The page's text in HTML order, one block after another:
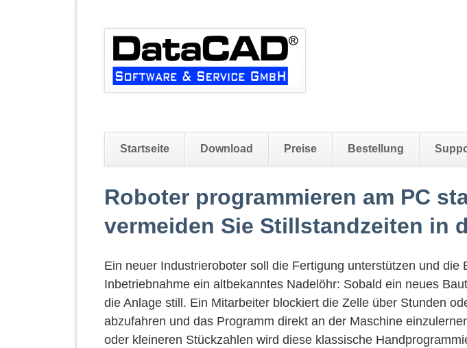
Startseite Download Preise Bestellung
überspringen
Roboter programmieren am PC
vermeiden Sie Stillstandzeiten in
Ein neuer Industrieroboter soll die Fertigung unterstützen und
Inbetriebnahme ein altbekanntes Nadelöhr: Sobald ein neues
die Anlage still. Ein Mitarbeiter blockiert die Zelle über Stunden
abzufahren und das Programm direkt an der Maschine
oder kleineren Stückzahlen wird diese klassische